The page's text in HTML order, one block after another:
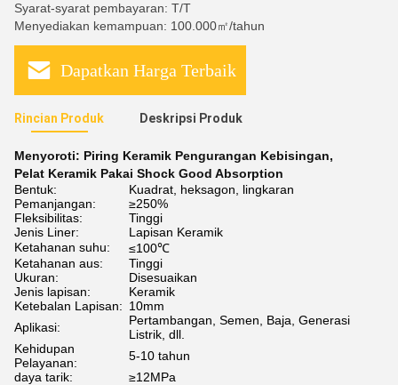
Syarat-syarat pembayaran: T/T
Menyediakan kemampuan: 100.000㎡/tahun
Dapatkan Harga Terbaik
Rincian Produk Deskripsi Produk
Menyoroti: Piring Keramik Pengurangan Kebisingan,
Pelat Keramik Pakai Shock Good Absorption
Bentuk:
Kuadrat, heksagon, lingkaran
Pemanjangan:
≥250%
Fleksibilitas:
Tinggi
Jenis Liner:
Lapisan Keramik
Ketahanan suhu:
≤100℃
Ketahanan aus:
Tinggi
Ukuran:
Disesuaikan
Jenis lapisan:
Keramik
Ketebalan Lapisan: 10mm
Aplikasi:
Pertambangan, Semen, Baja, Generasi
Listrik, dll.
Kehidupan
Pelayanan:
5-10 tahun
daya tarik:
≥12MPa